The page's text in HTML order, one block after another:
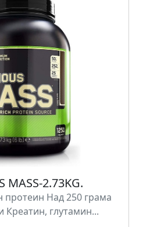
MASS-2.73KG.
протеин Над 250 грама
Креатин, глутамин...